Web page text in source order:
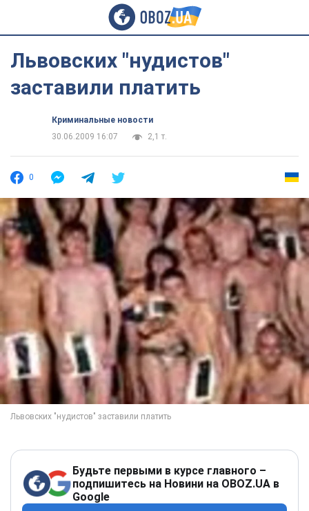
Львовских "нудистов"
заставили платить
Криминальные новости
30.06.2009 16:07
2,1 т.
0
Будьте первыми в курсе главного –
подпишитесь на Новини на OBOZ.UA в
Google